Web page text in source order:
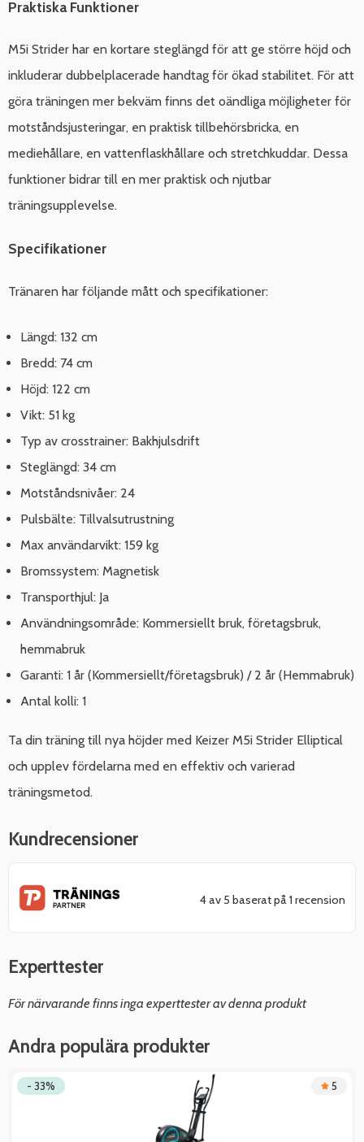
Praktiska Funktioner
M5i Strider har en kortare steglängd för att ge större höjd och
inkluderar dubbelplacerade handtag för ökad stabilitet. För att
göra träningen mer bekväm finns det oändliga möjligheter för
motståndsjusteringar, en praktisk tillbehörsbricka, en
mediehållare, en vattenflaskhållare och stretchkuddar. Dessa
funktioner bidrar till en mer praktisk och njutbar
träningsupplevelse.
Specifikationer
Tränaren har följande mått och specifikationer:
Längd: 132 cm
Bredd: 74 cm
Höjd: 122 cm
Vikt: 51 kg
Typ av crosstrainer: Bakhjulsdrift
Steglängd: 34 cm
Motståndsnivåer: 24
Pulsbälte: Tillvalsutrustning
Max användarvikt: 159 kg
Bromssystem: Magnetisk
Transporthjul: Ja
Användningsområde: Kommersiellt bruk, företagsbruk,
hemmabruk
Garanti: 1 år (Kommersiellt/företagsbruk) / 2 år (Hemmabruk)
Antal kolli: 1
Ta din träning till nya höjder med Keizer M5i Strider Elliptical
och upplev fördelarna med en effektiv och varierad
träningsmetod.
Kundrecensioner
4 av 5 baserat på 1 recension
Experttester
För närvarande finns inga experttester av denna produkt
Andra populära produkter
- 33% 5